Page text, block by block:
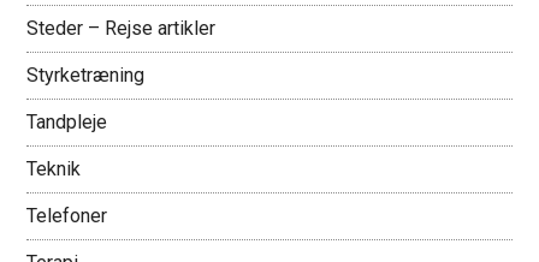
Steder – Rejse artikler
Styrketræning
Tandpleje
Teknik
Telefoner